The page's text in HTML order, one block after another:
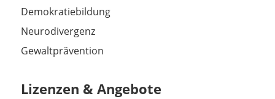
Demokratiebildung
Neurodivergenz
Gewaltprävention
Lizenzen & Angebote